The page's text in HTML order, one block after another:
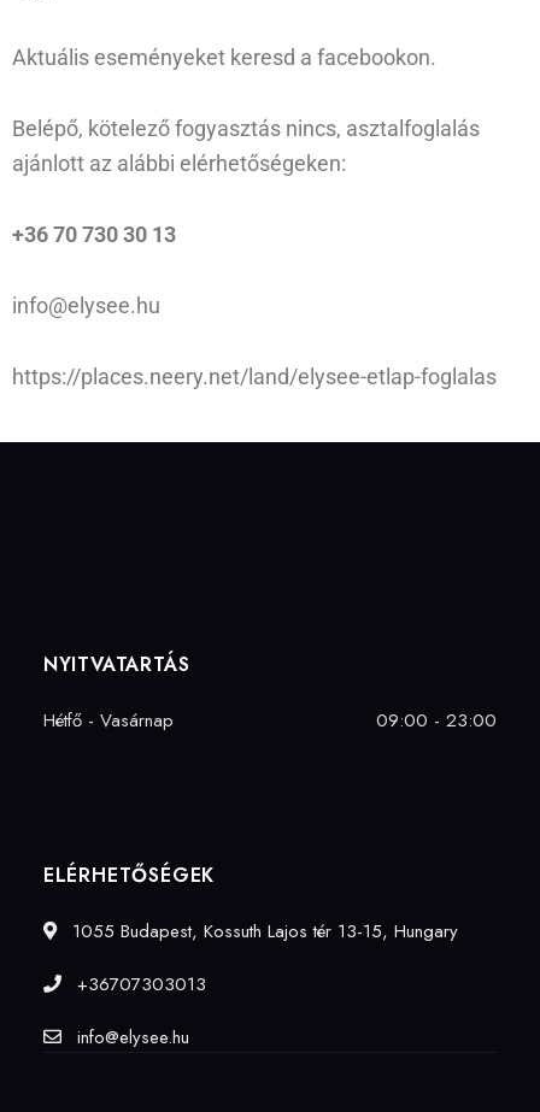
Aktuális eseményeket keresd a facebookon.
Belépő, kötelező fogyasztás nincs, asztalfoglalás
ajánlott az alábbi elérhetőségeken:
+36 70 730 30 13
info@elysee.hu
https://places.neery.net/land/elysee-etlap-foglalas
NYITVATARTÁS
Hétfő - Vasárnap 09:00 - 23:00
ELÉRHETŐSÉGEK
1055 Budapest, Kossuth Lajos tér 13-15, Hungary
+36707303013
info@elysee.hu